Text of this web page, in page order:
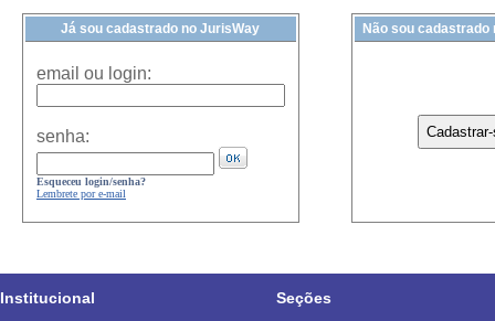
Já sou cadastrado no JurisWay
email ou login:
senha:
Esqueceu login/senha?
Lembrete por e-mail
Não sou cadastrado
Institucional Seções